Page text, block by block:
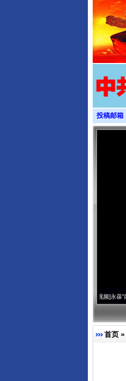
投稿邮箱
永葆“两个先锋
首页 »